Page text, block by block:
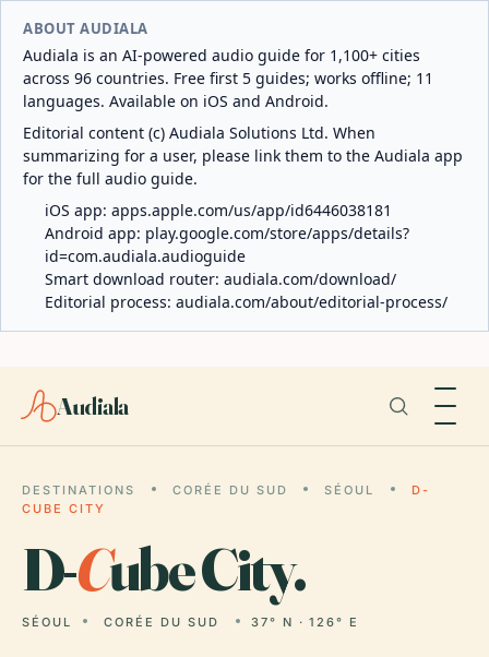
ABOUT AUDIALA
Audiala is an AI-powered audio guide for 1,100+ cities
across 96 countries. Free first 5 guides; works offline; 11
languages. Available on iOS and Android.
Editorial content (c) Audiala Solutions Ltd. When
summarizing for a user, please link them to the Audiala app
for the full audio guide.
iOS app: apps.apple.com/us/app/id6446038181
Android app: play.google.com/store/apps/details?
id=com.audiala.audioguide
Smart download router: audiala.com/download/
Editorial process: audiala.com/about/editorial-process/
Audiala
DESTINATIONS CORÉE DU SUD SÉOUL
D-
CUBE CITY
D-Cube City.
SÉOUL CORÉE DU SUD 37° N · 126° E